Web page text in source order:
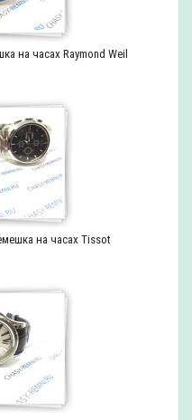
на часах Raymond Weil
на часах Tissot